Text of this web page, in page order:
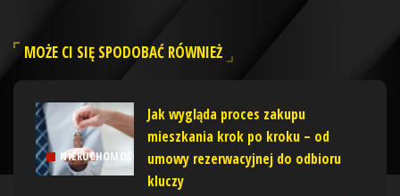
MOŻE CI SIĘ SPODOBAĆ RÓWNIEŻ
NIERUCHOMOŚCI
Jak wygląda proces zakupu
mieszkania krok po kroku – od
umowy rezerwacyjnej do odbioru
kluczy